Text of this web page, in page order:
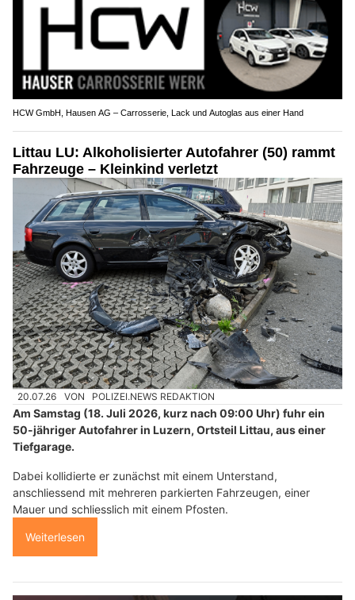
HCW GmbH, Hausen AG – Carrosserie, Lack und Autoglas aus einer Hand
Littau LU: Alkoholisierter Autofahrer (50) rammt
Fahrzeuge – Kleinkind verletzt
20.07.26 VON POLIZEI.NEWS REDAKTION
Am Samstag (18. Juli 2026, kurz nach 09:00 Uhr) fuhr ein
50-jähriger Autofahrer in Luzern, Ortsteil Littau, aus einer
Tiefgarage.
Dabei kollidierte er zunächst mit einem Unterstand,
anschliessend mit mehreren parkierten Fahrzeugen, einer
Mauer und schliesslich mit einem Pfosten.
Weiterlesen